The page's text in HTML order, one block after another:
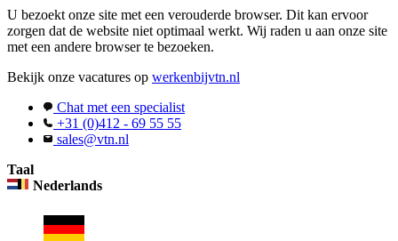
U bezoekt onze site met een verouderde browser. Dit kan ervoor
zorgen dat de website niet optimaal werkt. Wij raden u aan onze site
met een andere browser te bezoeken.
Bekijk onze vacatures op werkenbijvtn.nl
Chat met een specialist
+31 (0)412 - 69 55 55
sales@vtn.nl
Taal
Nederlands